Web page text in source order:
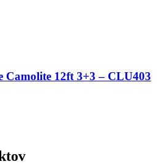
Camolite 12ft 3+3 – CLU403